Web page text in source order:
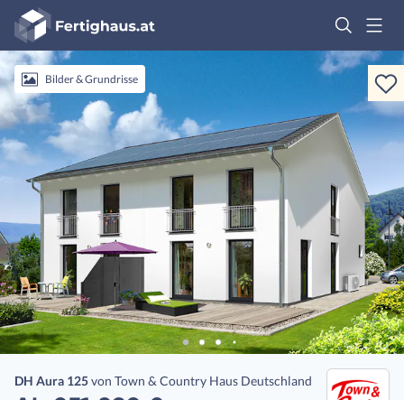
Fertighaus
Logo
AnmeldenBilder & Grundrisse
DH Aura 125von Town & Country Haus Deutschland